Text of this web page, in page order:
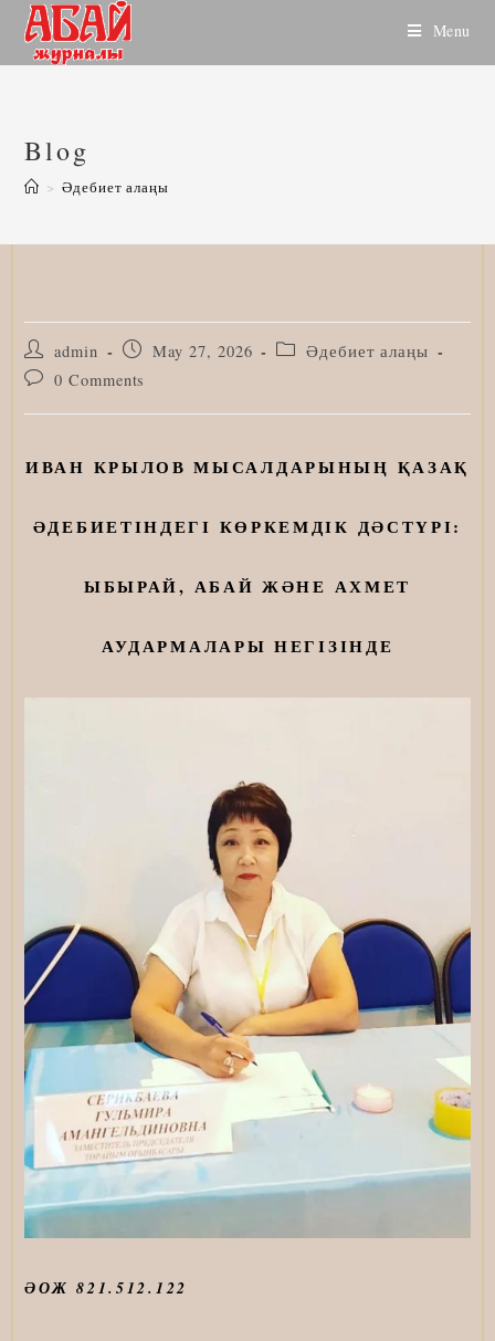
Skip
content
Menu
Blog
> Әдебиет алаңы
Post
author:
admin
Post
published:
May 27, 2026
Post Әдебиет алаңы
Post0 Comments
ИВАН КРЫЛОВ МЫСАЛДАРЫНЫҢ ҚАЗАҚ
ӘДЕБИЕТІНДЕГІ КӨРКЕМДІК ДӘСТҮРІ:
ЫБЫРАЙ, АБАЙ ЖӘНЕ АХМЕТ
АУДАРМАЛАРЫ НЕГІЗІНДЕ
ӘОЖ 821.512.122